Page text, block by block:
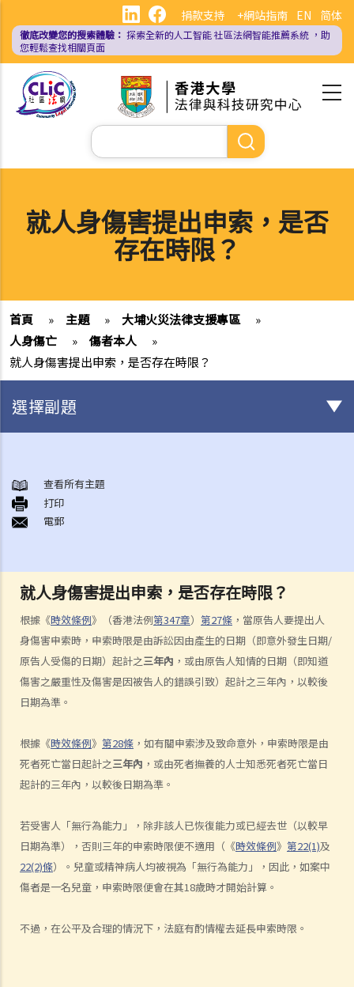
內
EN 简体
捐款支持 +網站指南
徹底改變您的搜索體驗： 探索全新的人工智能社區法網智能推薦系統 ，助
您輕鬆查找相關頁面
Search
就人身傷害提出申索，是否
存在時限？
首頁 » 主題 » 大埔火災法律支援專區
»
人身傷亡
» 傷者本人
»
就人身傷害提出申索，是否存在時限？
就人身傷害提出申索，是否存在時限？
根據《時效條例》（香港法例第347章） 第27條 ，當原告人要提出人
身傷害申索時，申索時限是由訴訟因由產生的日期（即意外發生日期/
原告人受傷的日期）起計之三年內 ，或由原告人知情的日期（即知道
傷害之嚴重性及傷害是因被告人的錯誤引致）起計之三年內，以較後
日期為準。
根據《時效條例》 第28條 ，如有關申索涉及致命意外，申索時限是由
死者死亡當日起計之三年內 ，或由死者撫養的人士知悉死者死亡當日
起計的三年內，以較後日期為準。
若受害人「無行為能力」，除非該人已恢復能力或已經去世（以較早
日期為準），否則三年的申索時限便不適用（《時效條例》 第22(1)及
22(2)條）。兒童或精神病人均被視為「無行為能力」，因此，如案中
傷者是一名兒童，申索時限便會在其18歲時才開始計算。
不過，在公平及合理的情況下，法庭有酌情權去延長申索時限。
選擇副題
A. 火葬
B. 骨灰安置所（靈灰安置所）
C. 土葬
E. 骨灰撒海
F. 遺體／骨殖／骨灰出入香港
人身傷亡
傷者本人
何謂「人身傷害」？
我受傷後，何時可提出申索？
如何就人身傷害提出申索？
1. 申索信（原告人）及建設性的答覆（被告人）
2. 傳訊令狀
4. 損害賠償陳述書
5. 抗辯書
6. 證明書（收費安排）
7. 屬實申述
9. 核對表評檢及案件管理問卷
查看所有主題
打印
電郵